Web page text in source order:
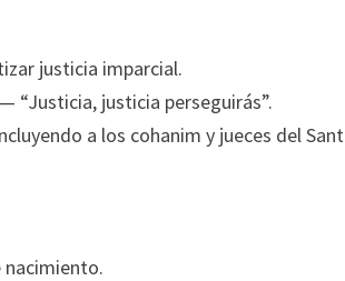
justicia imparcial.
“Justicia, justicia perseguirás”.
a los cohanim y jueces del
nacimiento.